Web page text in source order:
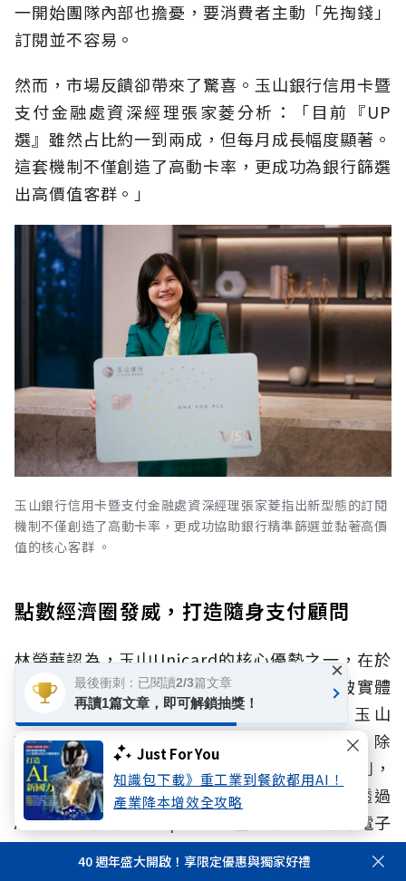
Just For You
知識包下載》重工業到餐飲都用AI！
產業降本增效全攻略
一開始團隊內部也擔憂，要消費者主動「先掏錢」
訂閱並不容易。
然而，市場反饋卻帶來了驚喜。玉山銀行信用卡暨
支付金融處資深經理張家菱分析：「目前『UP
選』雖然占比約一到兩成，但每月成長幅度顯著。
這套機制不僅創造了高動卡率，更成功為銀行篩選
出高價值客群。」
玉山銀行信用卡暨支付金融處資深經理張家菱指出新型態的訂閱
機制不僅創造了高動卡率，更成功協助銀行精準篩選並黏著高價
值的核心客群 。
點數經濟圈發威，打造隨身支付顧問
林榮華認為，玉山Unicard的核心優勢之一，在於
其與「玉山 Wallet」電子支付的結合，打破實體
刷卡限制，實現一站式數位金融體驗。玉山
Wallet一直是玉山銀行經營卡友的重要工具，除
了可以讓卡友透過APP自主管理額度、消費類別，
即時掌握交易資訊提升用卡安全外，更可以透過
APP自由運用玉山e point，甚至將回饋透過電子
支付的功能帶到國內外超過百萬的消費場景運用。
40 週年盛大開啟！享限定優惠與獨家好禮
最後衝刺：已閱讀2/3篇文章
再讀1篇文章，即可解鎖抽獎！
×